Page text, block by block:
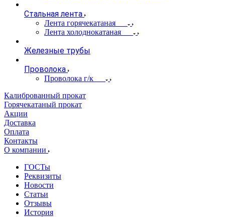
Стальная лента
Лента горячекатаная
Лента холоднокатаная
Железные трубы
Проволока
Проволока г/к
Калиброванный прокат
Горячекатаный прокат
Акции
Доставка
Оплата
Контакты
О компании
ГОСТы
Реквизиты
Новости
Статьи
Отзывы
История